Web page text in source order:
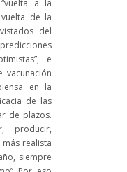
a la
de la
del
e
vacunación
en la
de las
de plazos.
producir,
realista
siempre